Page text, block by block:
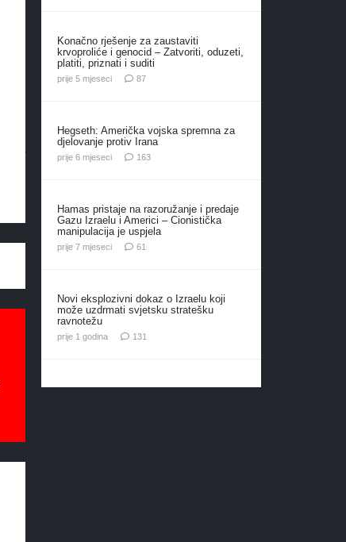
Konačno rješenje za zaustaviti
krvoproliće i genocid – Zatvoriti, oduzeti,
platiti, priznati i suditi
prije 5 mjeseci 87komentara
Hegseth: Američka vojska spremna za
djelovanje protiv Irana
prije 6 mjeseci 163komentara
Hamas pristaje na razoružanje i predaje
Gazu Izraelu i Americi – Cionistička
manipulacija je uspjela
prije 7 mjeseci 61
Novi eksplozivni dokaz o Izraelu koji
može uzdrmati svjetsku stratešku
ravnotežu
prije 1 godina 131